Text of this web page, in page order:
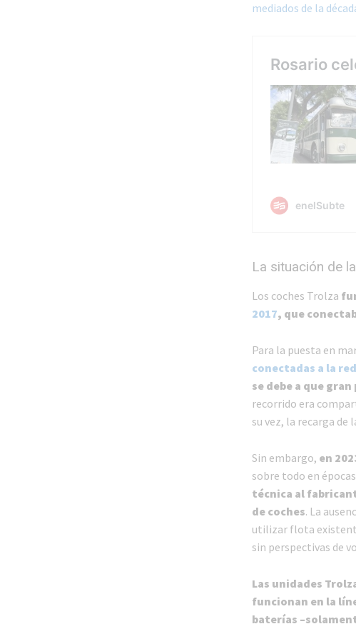
mediados de la
La situación de
Los coches Trolza
2017, que
Para la puesta en
conectadas a la
se debe a que
recorrido era
su vez, la recarga de
Sin embargo, en
sobre todo en
técnica al
de coches. La
utilizar flota
sin perspectivas de
Las unidades
funcionan en la
baterías